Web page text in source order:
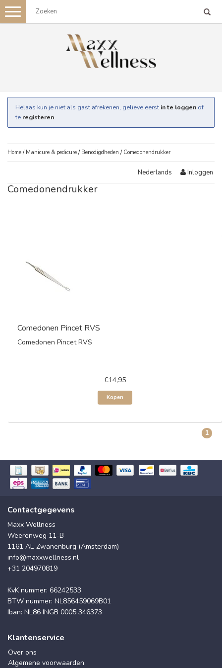
Toggle
navigation
Helaas kun je niet als gast afrekenen, gelieve eerst in te loggen of
te registeren.
Home / Manicure & pedicure / Benodigdheden / Comedonendrukker
Nederlands Inloggen
Comedonendrukker
Comedonen Pincet RVS
Comedonen Pincet RVS
€14,95
Kopen
1
Contactgegevens
Maxx Wellness
Weerenweg 11-B
1161 AE Zwanenburg (Amsterdam)
info@maxxwellness.nl
+31 204970819
KvK nummer: 66242533
BTW nummer: NL856459069B01
Iban: NL86 INGB 0005 346373
Klantenservice
Over ons
Algemene voorwaarden